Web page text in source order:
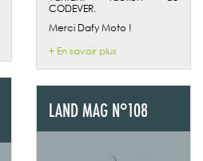
CODEVER.
Merci Dafy Moto !
+ En savoir plus
LAND MAG N°108